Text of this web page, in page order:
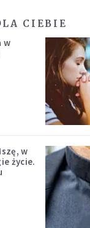
CIEBIE
w
w
życie.